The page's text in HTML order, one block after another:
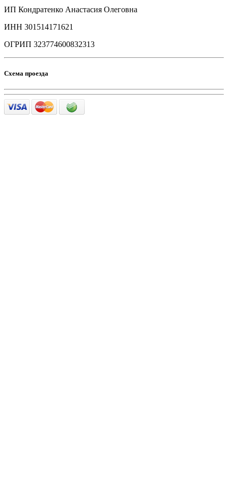
ИП Кондратенко Анастасия Олеговна
ИНН 301514171621
ОГРИП 323774600832313
Схема проезда